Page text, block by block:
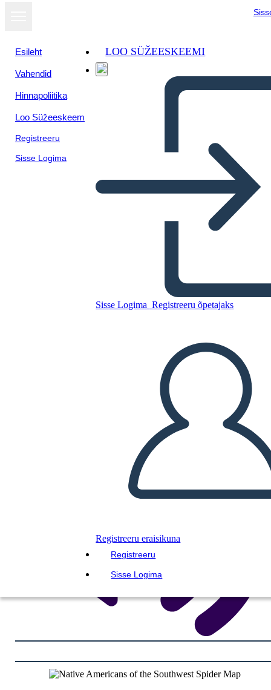
Esileht
Vahendid
Hinnapoliitika
Loo Süžeeskeem
Registreeru
Sisse Logima
LOO SÜŽEESKEEMI
Sisse Logima Registreeru õpetajaks
Registreeru eraisikuna
Registreeru
Sisse Logima
Southwest Spider Map
LUUA STORYBOARD
ESITA SLAIDIESITLUST
LOE MULLE